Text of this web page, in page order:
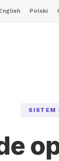
Polski
SISTEM